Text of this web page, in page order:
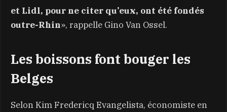
et Lidl, pour ne citer qu’eux, ont été fondés
outre-Rhin», rappelle Gino Van Ossel.
Les boissons font bouger les
Belges
Selon Kim Fredericq Evangelista, économiste en